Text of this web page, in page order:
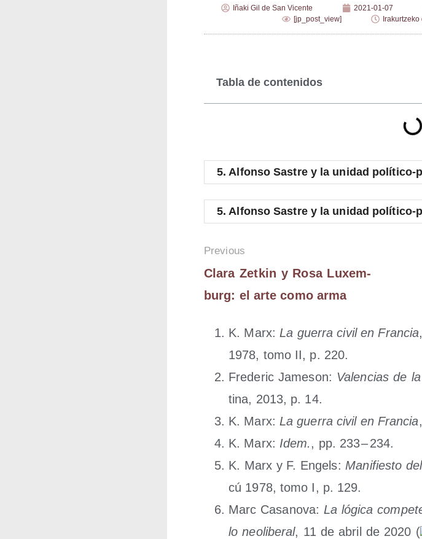
Iñaki Gil de San Vicente 2021-01-07
[jp_post_view]
Irakurtzeko
Tabla de contenidos
5. Alfon­so Sas­tre y la uni­dad político-
5. Alfon­so Sas­tre y la uni­dad político-
Pre­vious
Cla­ra Zet­kin y Rosa Luxem­
burg: el arte como arma
K. Marx: La gue­rra civil en Fran­cia
1978, tomo II, p. 220.
Fre­de­ric Jame­son: Valen­cias de
ti­na, 2013, p. 14.
K. Marx: La gue­rra civil en Fran­cia,
K. Marx: Idem., pp. 233 – 234.
K. Marx y F. Engels: Mani­fies­to
cú 1978, tomo I, p. 129.
Marc Casa­no­va: La lógi­ca
lo neo­li­be­ral, 11 de abril de 2020 (